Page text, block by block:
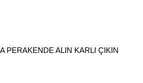
PERAKENDE ALIN KARLI ÇIKIN